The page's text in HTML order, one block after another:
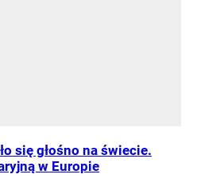
się głośno na świecie.
w Europie